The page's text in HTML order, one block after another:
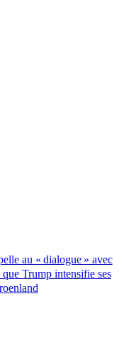
au « dialogue » avec
Trump intensifie ses